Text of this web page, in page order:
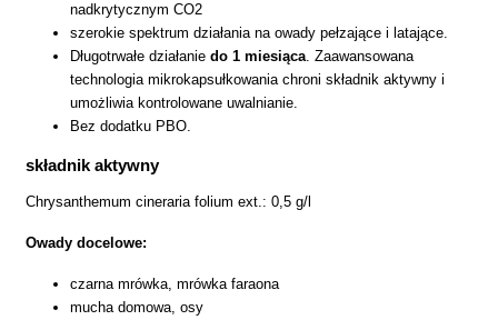
nadkrytycznym CO2
szerokie spektrum działania na owady pełzające i latające.
Długotrwałe działaniedo 1 miesiąca. Zaawansowana
technologia mikrokapsułkowania chroni składnik aktywny i
umożliwia kontrolowane uwalnianie.
Bez dodatku PBO.
składnik aktywny
Chrysanthemum cineraria folium ext.: 0,5 g/l
Owady docelowe:
czarna mrówka, mrówka faraona
mucha domowa, osy